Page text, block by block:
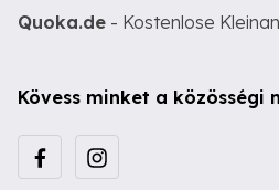
Quoka.de - Kostenlose
Kövess minket a közösségi